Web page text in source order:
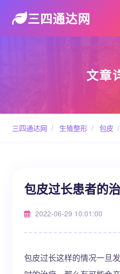
三四通达网
文章
三四通达网 / 生殖整形 / 包皮 /
包皮过长患者的
2022-06-29 10:01:00
包皮过长这样的情况一旦